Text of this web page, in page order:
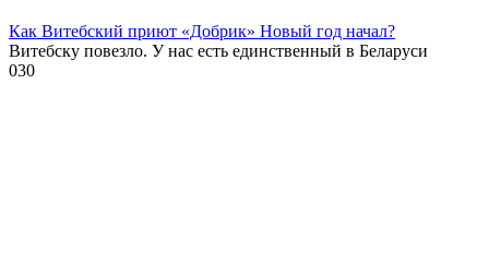
Как Витебский приют «Добрик» Новый год начал?
Витебску повезло. У нас есть единственный в Беларуси
030